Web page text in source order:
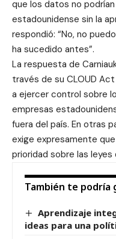
que los datos no
estadounidense sin la
respondió: “No, no
ha sucedido antes”.
La respuesta de
través de su CLOUD
a ejercer control sobre
empresas
fuera del país. En otras
exige expresamente
prioridad sobre las
También te podría
Aprendizaje
ideas para una